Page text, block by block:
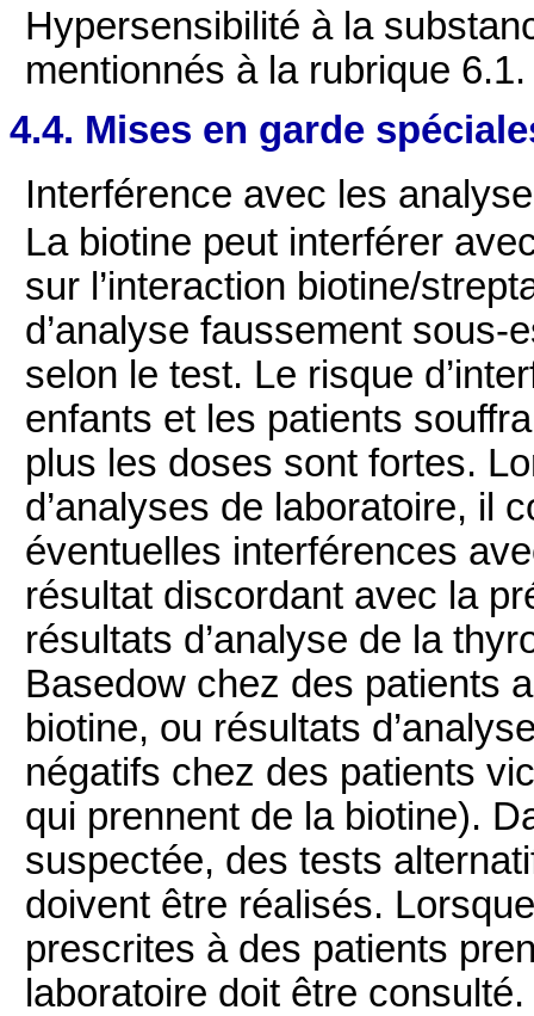
Hypersensibilité à la
mentionnés à la rubrique 6.1.
4.4. Mises en garde
Interférence avec les
La biotine peut interférer
sur l’interaction biotine/
d’analyse faussement
selon le test. Le risque
enfants et les patients
plus les doses sont fortes.
d’analyses de laboratoire, il
éventuelles interférences
résultat discordant avec la
résultats d’analyse de la
Basedow chez des patients
biotine, ou résultats
négatifs chez des patients
qui prennent de la biotine).
suspectée, des tests
doivent être réalisés.
prescrites à des patients
laboratoire doit être consulté.